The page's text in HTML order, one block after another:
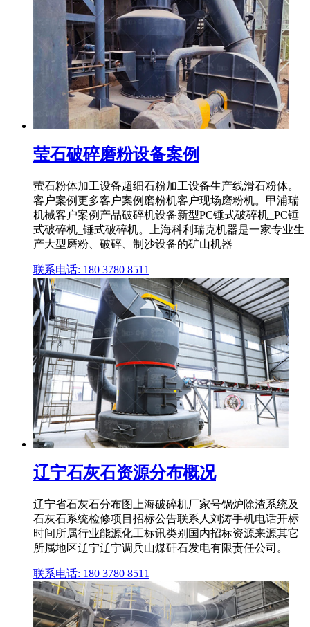
莹石破碎磨粉设备案例
萤石粉体加工设备超细石粉加工设备生产线滑石粉体。
客户案例更多客户案例磨粉机客户现场磨粉机。甲浦瑞
机械客户案例产品破碎机设备新型PC锤式破碎机_PC锤
式破碎机_锤式破碎机。上海科利瑞克机器是一家专业生
产大型磨粉、破碎、制沙设备的矿山机器
联系电话: 180 3780 8511
辽宁石灰石资源分布概况
辽宁省石灰石分布图上海破碎机厂家号锅炉除渣系统及
石灰石系统检修项目招标公告联系人刘涛手机电话开标
时间所属行业能源化工标讯类别国内招标资源来源其它
所属地区辽宁辽宁调兵山煤矸石发电有限责任公司。
联系电话: 180 3780 8511